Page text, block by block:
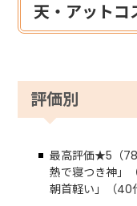
天・アットコ
評価別
最高評価★5（
熱で寝つき神」
朝首軽い」（40